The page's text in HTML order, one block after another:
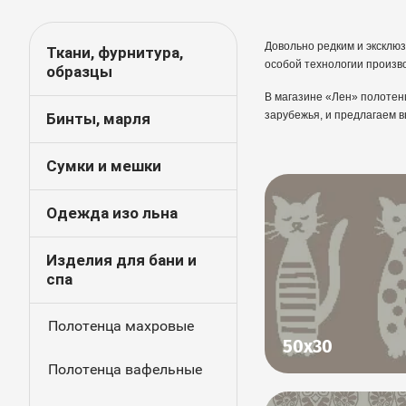
Ткани, фурнитура,
образцы
Бинты, марля
Сумки и мешки
Одежда изо льна
Изделия для бани и
спа
Полотенца махровые
Полотенца вафельные
Довольно редким и
особой технологии
В магазине «Лен»
зарубежья, и предлагаем
50х30